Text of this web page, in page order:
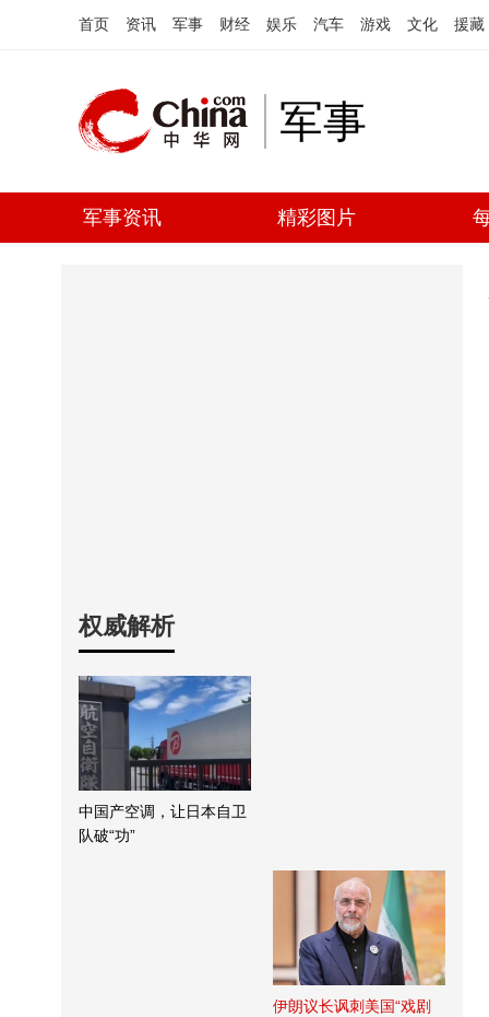
首页 资讯 军事 财经 娱乐 汽车 游戏 文化 援藏
军事
军事资讯 精彩图片
权威解析
中国产空调，让日本自卫
队破“功”
伊朗议长讽刺美国“戏剧